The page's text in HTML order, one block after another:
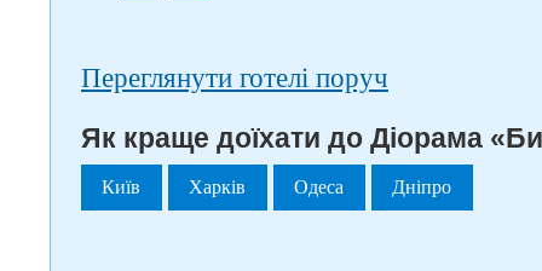
Переглянути готелі поруч
Як краще доїхати до Діорама
Київ Харків Одеса Дніпро